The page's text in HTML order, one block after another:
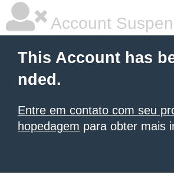
Account
This Account has
nded.
Entre em contato com seu
hopedagem para obter mais